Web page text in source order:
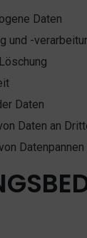
Daten
und -
Daten
Daten an
Datenpannen